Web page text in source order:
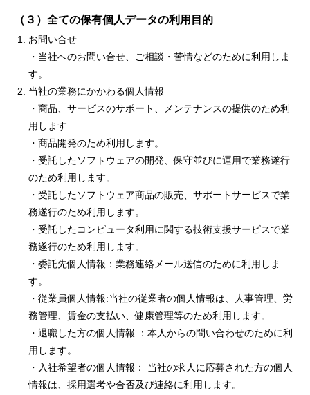
（３）全ての保有個人データの利用目的
お問い合せ
・当社へのお問い合せ、ご相談・苦情などのために利用しま
す。
当社の業務にかかわる個人情報
・商品、サービスのサポート、メンテナンスの提供のため利
用します
・商品開発のため利用します。
・受託したソフトウェアの開発、保守並びに運用で業務遂行
のため利用します。
・受託したソフトウェア商品の販売、サポートサービスで業
務遂行のため利用します。
・受託したコンピュータ利用に関する技術支援サービスで業
務遂行のため利用します。
・委託先個人情報：業務連絡メール送信のために利用しま
す。
・従業員個人情報:当社の従業者の個人情報は、人事管理、労
務管理、賃金の支払い、健康管理等のため利用します。
・退職した方の個人情報 ：本人からの問い合わせのために利
用します。
・入社希望者の個人情報： 当社の求人に応募された方の個人
情報は、採用選考や合否及び連絡に利用します。